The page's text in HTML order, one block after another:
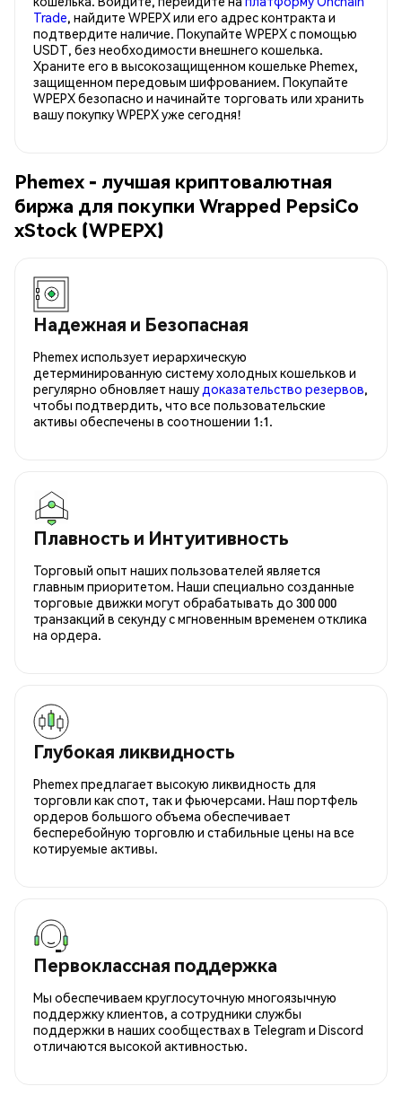
Trade, найдите WPEPX или его адрес контракта и
подтвердите наличие. Покупайте WPEPX с помощью
USDT, без необходимости внешнего кошелька.
Храните его в высокозащищенном кошельке Phemex,
защищенном передовым шифрованием. Покупайте
WPEPX безопасно и начинайте торговать или хранить
вашу покупку WPEPX уже сегодня!
Phemex - лучшая криптовалютная
биржа для покупки Wrapped PepsiCo
xStock (WPEPX)
Надежная и Безопасная
Phemex использует иерархическую
детерминированную систему холодных кошельков и
регулярно обновляет нашу доказательство резервов,
чтобы подтвердить, что все пользовательские
активы обеспечены в соотношении 1:1.
Плавность и Интуитивность
Торговый опыт наших пользователей является
главным приоритетом. Наши специально созданные
торговые движки могут обрабатывать до 300 000
транзакций в секунду с мгновенным временем отклика
на ордера.
Глубокая ликвидность
Phemex предлагает высокую ликвидность для
торговли как спот, так и фьючерсами. Наш портфель
ордеров большого объема обеспечивает
бесперебойную торговлю и стабильные цены на все
котируемые активы.
Первоклассная поддержка
Мы обеспечиваем круглосуточную многоязычную
поддержку клиентов, а сотрудники службы
поддержки в наших сообществах в Telegram и Discord
отличаются высокой активностью.